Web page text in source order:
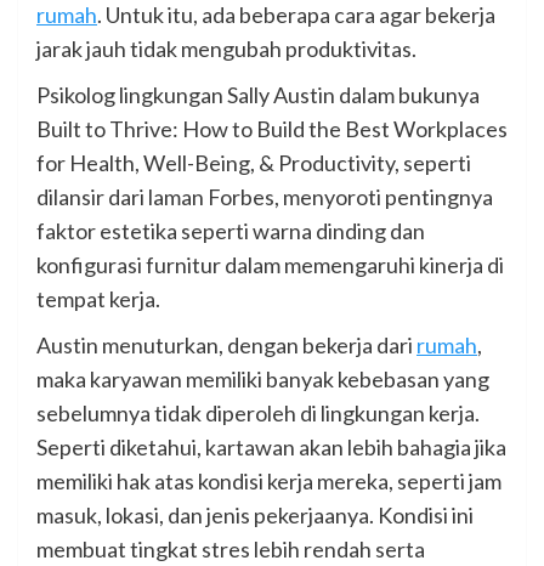
rumah. Untuk itu, ada beberapa cara agar bekerja
jarak jauh tidak mengubah produktivitas.
Psikolog lingkungan Sally Austin dalam bukunya
Built to Thrive: How to Build the Best Workplaces
for Health, Well-Being, & Productivity, seperti
dilansir dari laman Forbes, menyoroti pentingnya
faktor estetika seperti warna dinding dan
konfigurasi furnitur dalam memengaruhi kinerja di
tempat kerja.
Austin menuturkan, dengan bekerja dari rumah,
maka karyawan memiliki banyak kebebasan yang
sebelumnya tidak diperoleh di lingkungan kerja.
Seperti diketahui, kartawan akan lebih bahagia jika
memiliki hak atas kondisi kerja mereka, seperti jam
masuk, lokasi, dan jenis pekerjaanya. Kondisi ini
membuat tingkat stres lebih rendah serta